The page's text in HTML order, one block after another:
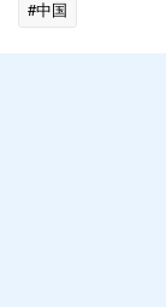
#中国